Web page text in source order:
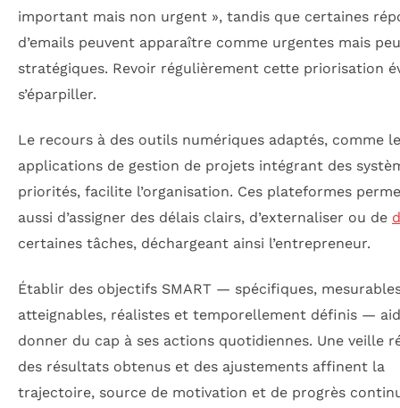
important mais non urgent », tandis que certaines
d’emails peuvent apparaître comme urgentes mais peu
stratégiques. Revoir régulièrement cette priorisation
s’éparpiller.
Le recours à des outils numériques adaptés, comme
applications de gestion de projets intégrant des
priorités, facilite l’organisation. Ces plateformes
aussi d’assigner des délais clairs, d’externaliser ou de
certaines tâches, déchargeant ainsi l’entrepreneur.
Établir des objectifs SMART — spécifiques,
atteignables, réalistes et temporellement définis —
donner du cap à ses actions quotidiennes. Une veille
des résultats obtenus et des ajustements affinent la
trajectoire, source de motivation et de progrès